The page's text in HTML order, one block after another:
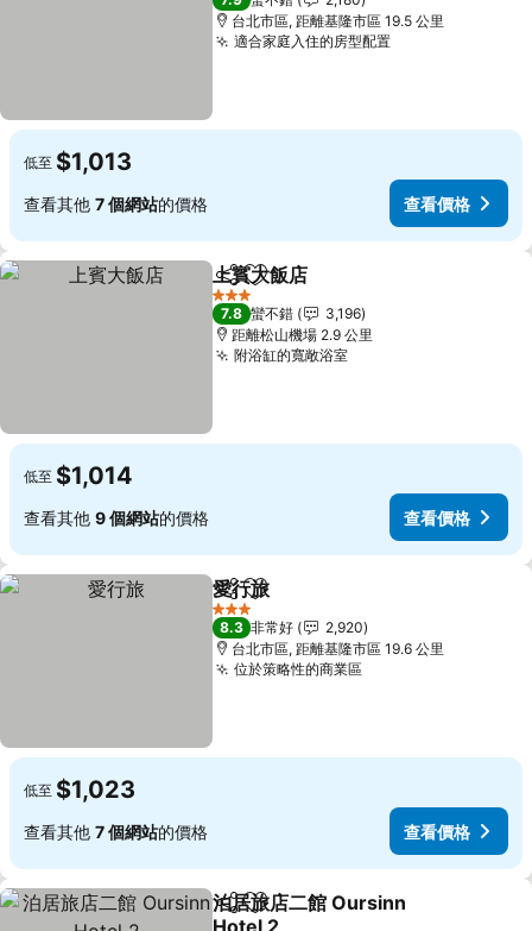
台北市區, 距離基隆市區 19.5 公里
適合家庭入住的房型配置查看價格
低至 $1,013
查看其他 7 個網站的價格 查看價格
分享 加入我的最愛
上賓大飯店
3 星級
7.8 蠻不錯
3,196
距離松山機場 2.9 公里
附浴缸的寬敞浴室查看價格
低至 $1,014
查看其他 9 個網站的價格 查看價格
分享 加入我的最愛
愛行旅
3 星級
8.3 非常好
2,920
台北市區, 距離基隆市區 19.6 公里
位於策略性的商業區查看價格
低至 $1,023
查看其他 7 個網站的價格 查看價格
分享 加入我的最愛
泊居旅店二館 Oursinn
Hotel 2